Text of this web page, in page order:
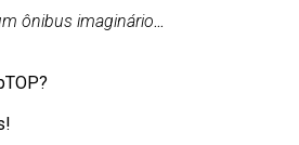
ônibus imaginário...